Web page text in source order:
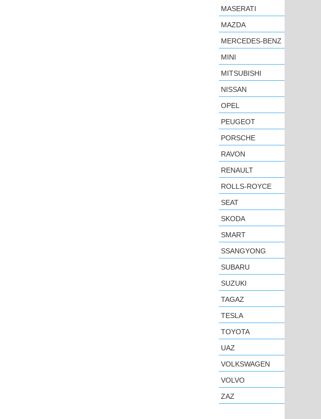
MASERATI
MAZDA
MERCEDES-BENZ
MINI
MITSUBISHI
NISSAN
OPEL
PEUGEOT
PORSCHE
RAVON
RENAULT
ROLLS-ROYCE
SEAT
SKODA
SMART
SSANGYONG
SUBARU
SUZUKI
TAGAZ
TESLA
TOYOTA
UAZ
VOLKSWAGEN
VOLVO
ZAZ